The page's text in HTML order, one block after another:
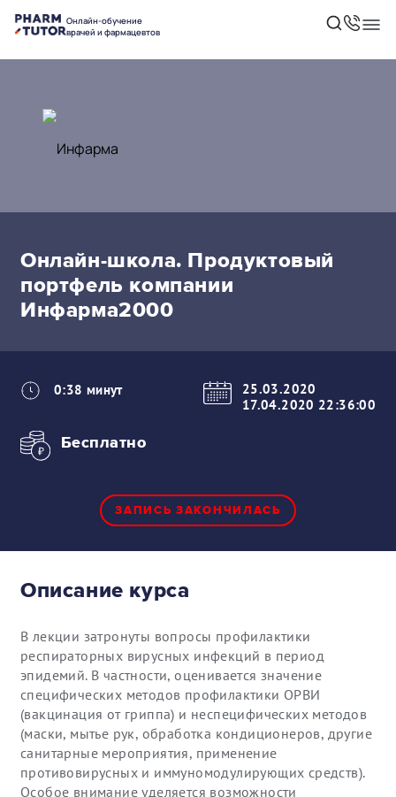
Онлайн-обучение
врачей и фармацевтов
Онлайн-школа. Продуктовый
портфель компании
Инфарма2000
0:38 минут
25.03.2020
17.04.2020 22:36:00
Бесплатно
ЗАПИСЬ ЗАКОНЧИЛАСЬ
Описание курса
В лекции затронуты вопросы профилактики
респираторных вирусных инфекций в период
эпидемий. В частности, оценивается значение
специфических методов профилактики ОРВИ
(вакцинация от гриппа) и неспецифических методов
(маски, мытье рук, обработка кондиционеров, другие
санитарные мероприятия, применение
противовирусных и иммуномодулирующих средств).
Особое внимание уделяется возможности